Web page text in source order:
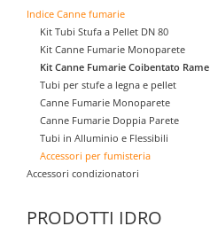
Indice Canne fumarie
Kit Tubi Stufa a Pellet DN 80
Kit Canne Fumarie Monoparete
Kit Canne Fumarie Coibentato Rame
Tubi per stufe a legna e pellet
Canne Fumarie Monoparete
Canne Fumarie Doppia Parete
Tubi in Alluminio e Flessibili
Accessori per fumisteria
Accessori condizionatori
PRODOTTI IDRO